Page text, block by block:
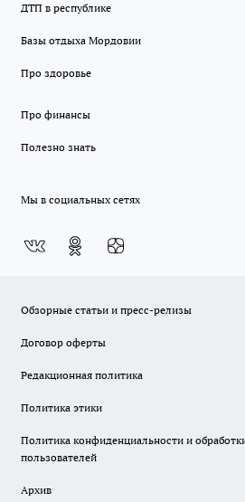
ДТП в республике
Базы отдыха Мордовии
Про здоровье
Про финансы
Полезно знать
Мы в социальных сетях
Обзорные статьи и пресс-релизы
Договор оферты
Редакционная политика
Политика этики
Политика конфиденциальности и
пользователей
Архив